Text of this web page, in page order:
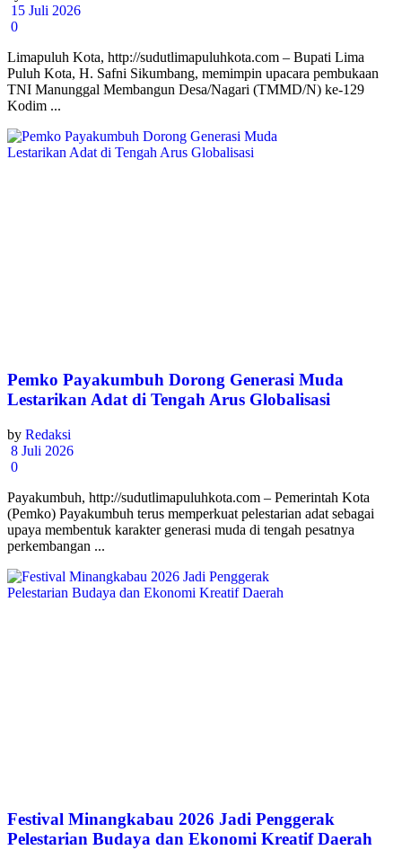
15 Juli 2026
0
Limapuluh Kota, http://sudutlimapuluhkota.com – Bupati Lima
Puluh Kota, H. Safni Sikumbang, memimpin upacara pembukaan
TNI Manunggal Membangun Desa/Nagari (TMMD/N) ke-129
Kodim ...
Pemko Payakumbuh Dorong Generasi Muda
Lestarikan Adat di Tengah Arus Globalisasi
by Redaksi
8 Juli 2026
0
Payakumbuh, http://sudutlimapuluhkota.com – Pemerintah Kota
(Pemko) Payakumbuh terus memperkuat pelestarian adat sebagai
upaya membentuk karakter generasi muda di tengah pesatnya
perkembangan ...
Festival Minangkabau 2026 Jadi Penggerak
Pelestarian Budaya dan Ekonomi Kreatif Daerah